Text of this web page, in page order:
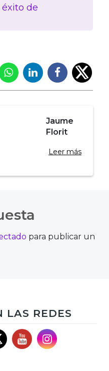
de
Jaume
Florit
Leer más
para publicar un
LAS REDES
YouTubeInstagram